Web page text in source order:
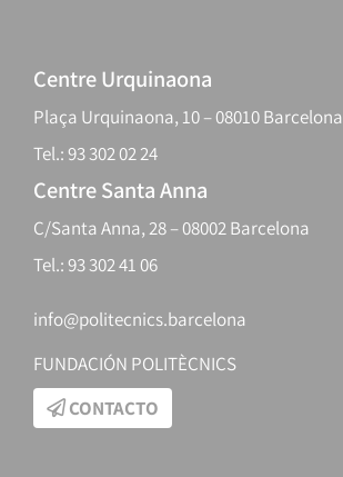
Centre Urquinaona
Plaça Urquinaona, 10 – 08010 Barcelona
Tel.: 93 302 02 24
Centre Santa Anna
C/Santa Anna, 28 – 08002 Barcelona
Tel.: 93 302 41 06
info@politecnics.barcelona
FUNDACIÓN POLITÈCNICS
CONTACTO